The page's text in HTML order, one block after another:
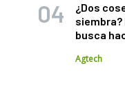
¿Dos
siembra?
busca
Agtech